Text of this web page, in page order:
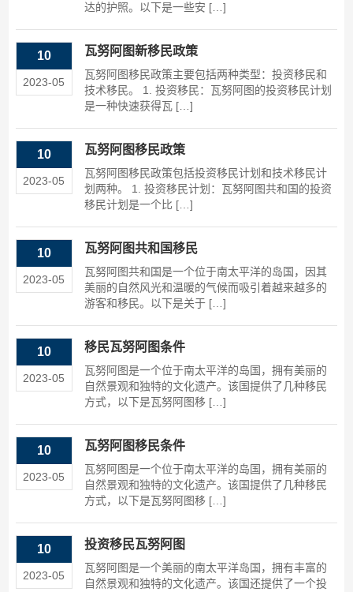
达的护照。以下是一些安 […]
10
2023-05
瓦努阿图新移民政策
瓦努阿图移民政策主要包括两种类型：投资移民和
技术移民。 1. 投资移民：瓦努阿图的投资移民计划
是一种快速获得瓦 […]
10
2023-05
瓦努阿图移民政策
瓦努阿图移民政策包括投资移民计划和技术移民计
划两种。 1. 投资移民计划：瓦努阿图共和国的投资
移民计划是一个比 […]
10
2023-05
瓦努阿图共和国移民
瓦努阿图共和国是一个位于南太平洋的岛国，因其
美丽的自然风光和温暖的气候而吸引着越来越多的
游客和移民。以下是关于 […]
10
2023-05
移民瓦努阿图条件
瓦努阿图是一个位于南太平洋的岛国，拥有美丽的
自然景观和独特的文化遗产。该国提供了几种移民
方式，以下是瓦努阿图移 […]
10
2023-05
瓦努阿图移民条件
瓦努阿图是一个位于南太平洋的岛国，拥有美丽的
自然景观和独特的文化遗产。该国提供了几种移民
方式，以下是瓦努阿图移 […]
10
2023-05
投资移民瓦努阿图
瓦努阿图是一个美丽的南太平洋岛国，拥有丰富的
自然景观和独特的文化遗产。该国还提供了一个投